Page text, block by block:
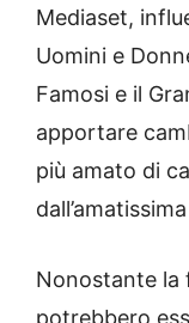
Mediaset,
Uomini e
Famosi e il
apportare
più amato di
Nonostante la